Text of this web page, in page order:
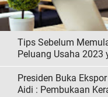
Tips Sebelum
Peluang Usaha 2023
Presiden Buka
Aidi : Pembukaan